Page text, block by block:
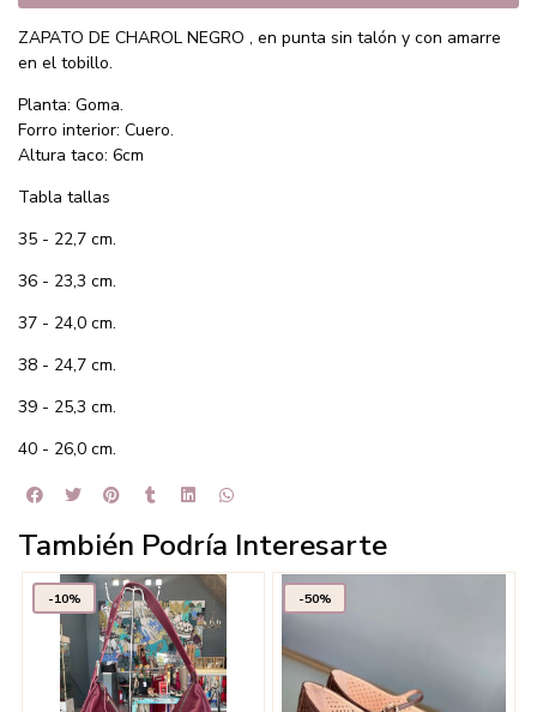
ZAPATO DE CHAROL NEGRO , en punta sin talón y con amarre
en el tobillo.
Planta: Goma.
Forro interior: Cuero.
Altura taco: 6cm
Tabla tallas
35 - 22,7 cm.
36 - 23,3 cm.
37 - 24,0 cm.
38 - 24,7 cm.
39 - 25,3 cm.
40 - 26,0 cm.
También Podría Interesarte
-10% -50%